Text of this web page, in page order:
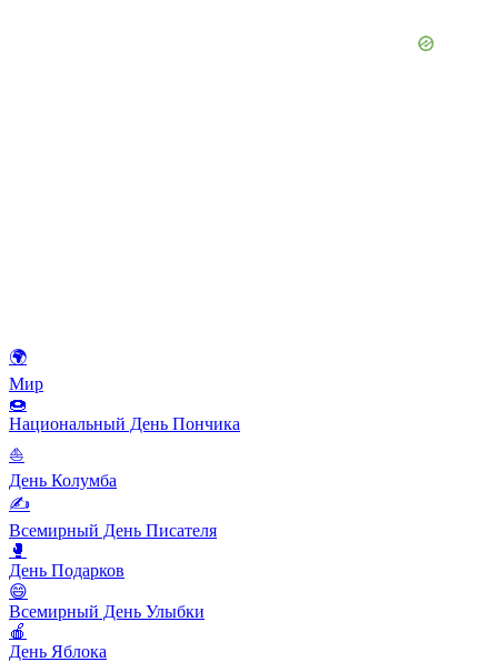
🌍
Мир
🍩
Национальный День Пончика
⛵️
День Колумба
✍️
Всемирный День Писателя
🥊
День Подарков
😄
Всемирный День Улыбки
🍎
День Яблока